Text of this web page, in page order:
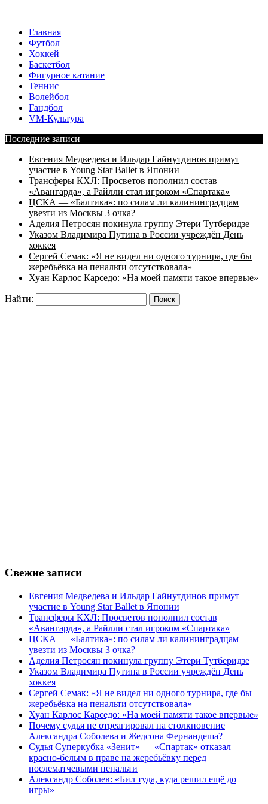
Главная
Футбол
Хоккей
Баскетбол
Фигурное катание
Теннис
Волейбол
Гандбол
VM-Культура
Последние записи
Евгения Медведева и Ильдар Гайнутдинов примут
участие в Young Star Ballet в Японии
Трансферы КХЛ: Просветов пополнил состав
«Авангарда», а Райлли стал игроком «Спартака»
ЦСКА — «Балтика»: по силам ли калининградцам
увезти из Москвы 3 очка?
Аделия Петросян покинула группу Этери Тутберидзе
Указом Владимира Путина в России учреждён День
хоккея
Сергей Семак: «Я не видел ни одного турнира, где бы
жеребьёвка на пенальти отсутствовала»
Хуан Карлос Карседо: «На моей памяти такое впервые»
Найти:
Свежие записи
Евгения Медведева и Ильдар Гайнутдинов примут
участие в Young Star Ballet в Японии
Трансферы КХЛ: Просветов пополнил состав
«Авангарда», а Райлли стал игроком «Спартака»
ЦСКА — «Балтика»: по силам ли калининградцам
увезти из Москвы 3 очка?
Аделия Петросян покинула группу Этери Тутберидзе
Указом Владимира Путина в России учреждён День
хоккея
Сергей Семак: «Я не видел ни одного турнира, где бы
жеребьёвка на пенальти отсутствовала»
Хуан Карлос Карседо: «На моей памяти такое впервые»
Почему судья не отреагировал на столкновение
Александра Соболева и Жедсона Фернандеша?
Судья Суперкубка «Зенит» — «Спартак» отказал
красно-белым в праве на жеребьёвку перед
послематчевыми пенальти
Александр Соболев: «Бил туда, куда решил ещё до
игры»